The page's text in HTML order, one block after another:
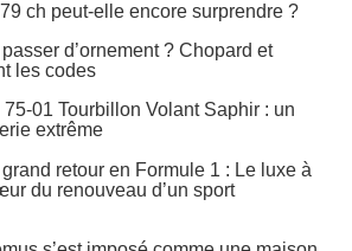
ch peut-elle encore surprendre ?
d’ornement ? Chopard et
les codes
01 Tourbillon Volant Saphir : un
extrême
retour en Formule 1 : Le luxe à
du renouveau d’un sport